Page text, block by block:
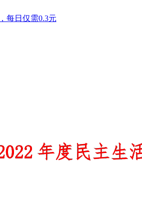
每日仅需0.3元